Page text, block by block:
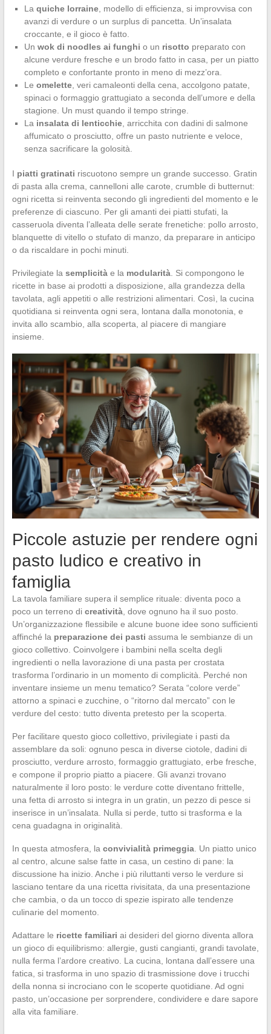
La quiche lorraine, modello di efficienza, si improvvisa con
avanzi di verdure o un surplus di pancetta. Un’insalata
croccante, e il gioco è fatto.
Un wok di noodles ai funghi o un risotto preparato con
alcune verdure fresche e un brodo fatto in casa, per un piatto
completo e confortante pronto in meno di mezz’ora.
Le omelette, veri camaleonti della cena, accolgono patate,
spinaci o formaggio grattugiato a seconda dell’umore e della
stagione. Un must quando il tempo stringe.
La insalata di lenticchie, arricchita con dadini di salmone
affumicato o prosciutto, offre un pasto nutriente e veloce,
senza sacrificare la golosità.
I piatti gratinati riscuotono sempre un grande successo. Gratin
di pasta alla crema, cannelloni alle carote, crumble di butternut:
ogni ricetta si reinventa secondo gli ingredienti del momento e le
preferenze di ciascuno. Per gli amanti dei piatti stufati, la
casseruola diventa l’alleata delle serate frenetiche: pollo arrosto,
blanquette di vitello o stufato di manzo, da preparare in anticipo
o da riscaldare in pochi minuti.
Privilegiate la semplicitàe la modularità. Si compongono le
ricette in base ai prodotti a disposizione, alla grandezza della
tavolata, agli appetiti o alle restrizioni alimentari. Così, la cucina
quotidiana si reinventa ogni sera, lontana dalla monotonia, e
invita allo scambio, alla scoperta, al piacere di mangiare
insieme.
Piccole astuzie per rendere ogni
pasto ludico e creativo in
famiglia
La tavola familiare supera il semplice rituale: diventa poco a
poco un terreno di creatività, dove ognuno ha il suo posto.
Un’organizzazione flessibile e alcune buone idee sono sufficienti
affinché la preparazione dei pasti assuma le sembianze di un
gioco collettivo. Coinvolgere i bambini nella scelta degli
ingredienti o nella lavorazione di una pasta per crostata
trasforma l’ordinario in un momento di complicità. Perché non
inventare insieme un menu tematico? Serata “colore verde”
attorno a spinaci e zucchine, o “ritorno dal mercato” con le
verdure del cesto: tutto diventa pretesto per la scoperta.
Per facilitare questo gioco collettivo, privilegiate i pasti da
assemblare da soli: ognuno pesca in diverse ciotole, dadini di
prosciutto, verdure arrosto, formaggio grattugiato, erbe fresche,
e compone il proprio piatto a piacere. Gli avanzi trovano
naturalmente il loro posto: le verdure cotte diventano frittelle,
una fetta di arrosto si integra in un gratin, un pezzo di pesce si
inserisce in un’insalata. Nulla si perde, tutto si trasforma e la
cena guadagna in originalità.
In questa atmosfera, la convivialità primeggia. Un piatto unico
al centro, alcune salse fatte in casa, un cestino di pane: la
discussione ha inizio. Anche i più riluttanti verso le verdure si
lasciano tentare da una ricetta rivisitata, da una presentazione
che cambia, o da un tocco di spezie ispirato alle tendenze
culinarie del momento.
Adattare le ricette familiari ai desideri del giorno diventa allora
un gioco di equilibrismo: allergie, gusti cangianti, grandi tavolate,
nulla ferma l’ardore creativo. La cucina, lontana dall’essere una
fatica, si trasforma in uno spazio di trasmissione dove i trucchi
della nonna si incrociano con le scoperte quotidiane. Ad ogni
pasto, un’occasione per sorprendere, condividere e dare sapore
alla vita familiare.